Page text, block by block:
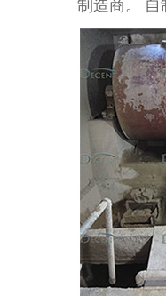
制造商。 自